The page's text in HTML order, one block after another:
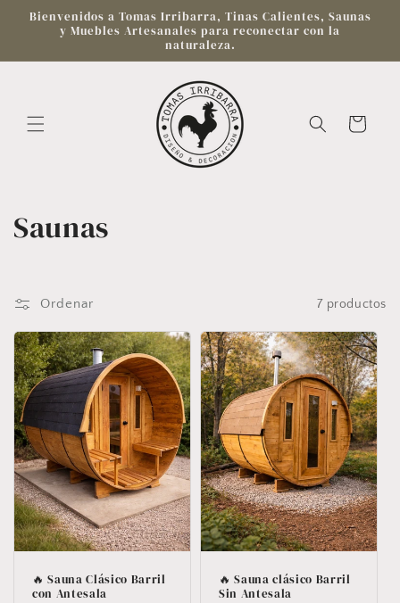
directamente
al contenido
Bienvenidos a Tomas Irribarra, Tinas Calientes, Saunas
y Muebles Artesanales para reconectar con la
naturaleza.
Carrito
C
l
e
c
c
i
ó
n
:
Saunas
Ordenar 7 productos
🔥 Sauna Clásico Barril
con Antesala
🔥 Sauna clásico Barril
Sin Antesala